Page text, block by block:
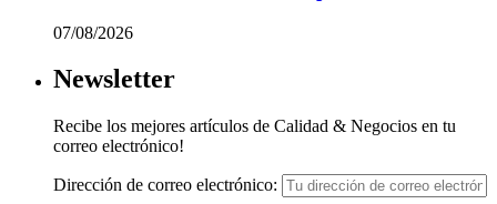
07/08/2026
Newsletter
Recibe los mejores artículos de Calidad & Negocios en tu
correo electrónico!
Dirección de correo electrónico: